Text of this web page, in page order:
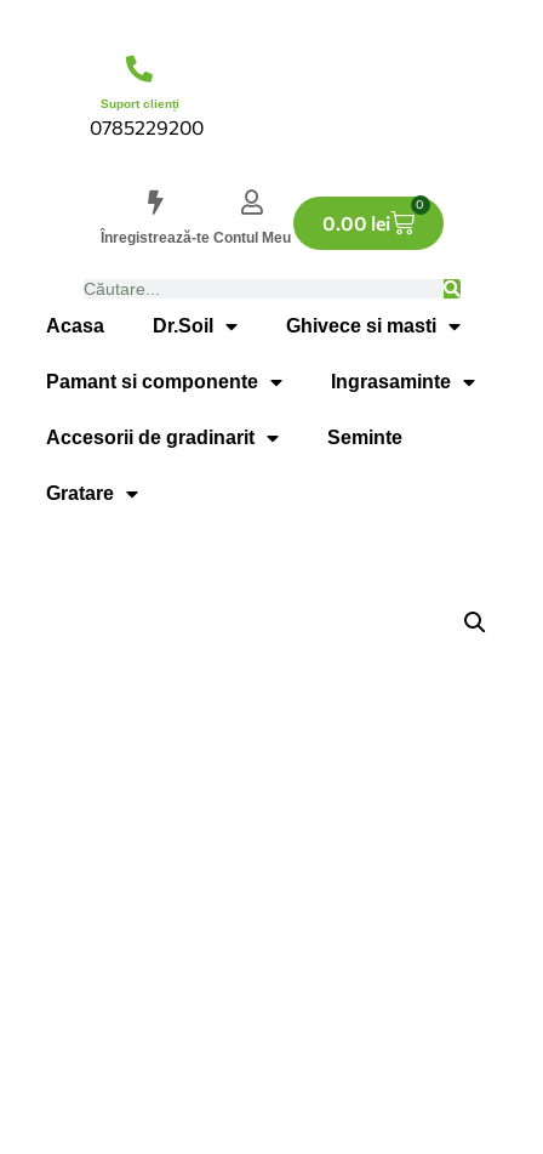
Suport clienți
0785229200
Înregistrează-te Contul Meu
0.00 lei
0
Acasa Dr.Soil Ghivece si masti
Pamant si componente Ingrasaminte
Accesorii de gradinarit Seminte
Gratare